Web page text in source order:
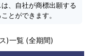
、自社が商標出願する
とができます。
)一覧 (全期間)